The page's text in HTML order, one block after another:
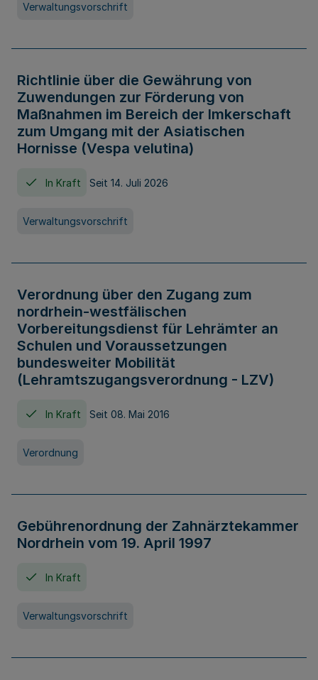
Verwaltungsvorschrift
Richtlinie über die Gewährung von
Zuwendungen zur Förderung von
Maßnahmen im Bereich der Imkerschaft
zum Umgang mit der Asiatischen
Hornisse (Vespa velutina)
In Kraft Seit 14. Juli 2026
Verwaltungsvorschrift
Verordnung über den Zugang zum
nordrhein-westfälischen
Vorbereitungsdienst für Lehrämter an
Schulen und Voraussetzungen
bundesweiter Mobilität
(Lehramtszugangsverordnung - LZV)
In Kraft Seit 08. Mai 2016
Verordnung
Gebührenordnung der Zahnärztekammer
Nordrhein vom 19. April 1997
In Kraft
Verwaltungsvorschrift